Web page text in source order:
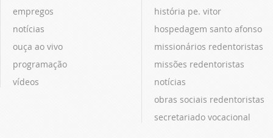
empregos
notícias
ouça ao vivo
programação
vídeos
história pe. vitor
hospedagem santo afonso
missionários redentoristas
missões redentoristas
notícias
obras sociais redentoristas
secretariado vocacional